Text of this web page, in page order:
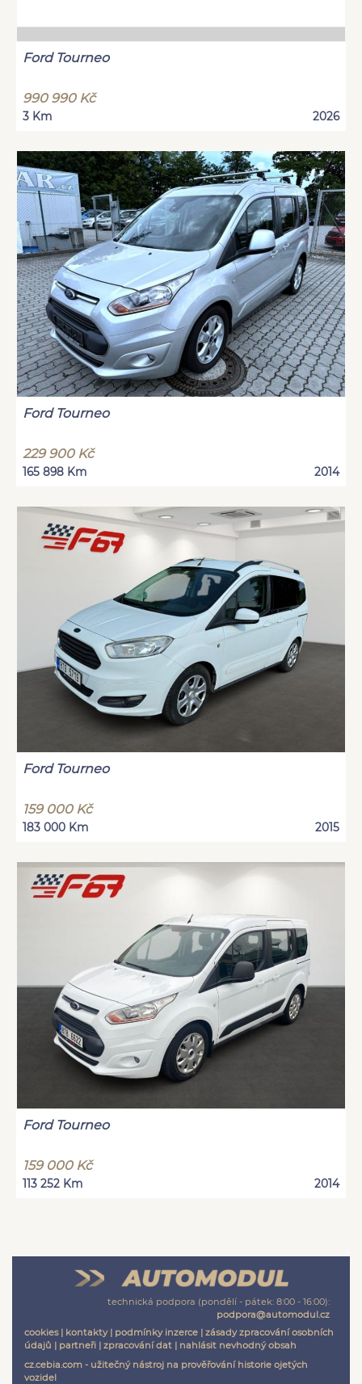
Ford Tourneo
990 990 Kč
3 Km 2026
Ford Tourneo
229 900 Kč
165 898 Km 2014
Ford Tourneo
159 000 Kč
183 000 Km 2015
Ford Tourneo
159 000 Kč
113 252 Km 2014
technická podpora (pondělí - pátek: 8:00 - 16:00):
podpora@automodul.cz
cookies| kontakty| podmínky inzerce | zásady zpracování osobních
údajů | partneři | zpracování dat | nahlásit nevhodný obsah
cz.cebia.com - užitečný nástroj na prověřování historie ojetých
vozidel